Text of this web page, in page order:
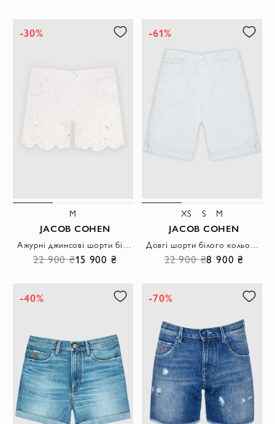
-30%
M
JACOB COHEN
22 900 ₴15 900 ₴
-61%
XS S M
JACOB COHEN
22 900 ₴8 900 ₴
-40% -70%